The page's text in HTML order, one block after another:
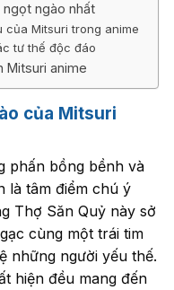
ngọt ngào nhất
của Mitsuri trong anime
tư thế độc đáo
Mitsuri anime
của Mitsuri
phấn bồng bềnh và
là tâm điểm chú ý
Thợ Săn Quỷ này sở
cùng một trái tim
những người yếu thế.
hiện đều mang đến